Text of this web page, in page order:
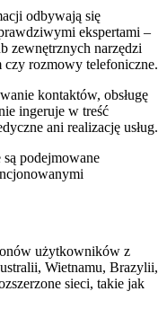
odbywają się
ekspertami –
zewnętrznych narzędzi
rozmowy telefoniczne.
kontaktów, obsługę
ingeruje w treść
ani realizację usług.
podejmowane
użytkowników z
Wietnamu, Brazylii,
sieci, takie jak